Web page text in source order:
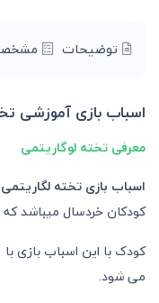
توضیحات
اسباب بازی آموزشی
معرفی تخته لوگاریتمی
اسباب بازی تخته لگاریتمی
کودکان خردسال میباشد
کودک با این اسباب بازی با
می شود.